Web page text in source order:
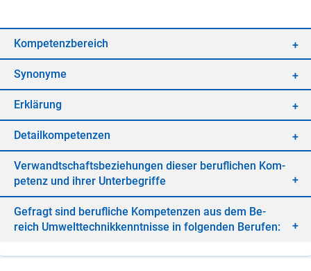
Kom­pe­tenz­be­reich
Syn­ony­me
Er­klä­rung
De­tail­kom­pe­ten­zen
Ver­wandt­schafts­be­zie­hun­gen die­ser be­ruf­li­chen Kom­
pe­tenz und ih­rer Un­ter­be­grif­fe
Ge­fragt sind be­ruf­li­che Kom­pe­ten­zen aus dem Be­
reich Um­welt­tech­nik­kennt­nis­se in fol­gen­den Be­ru­fen: